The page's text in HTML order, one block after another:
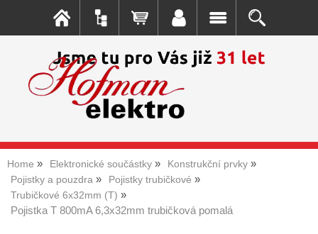
Home Elektronické součástky
Konstrukční prvky
Pojistky a pouzdra
Pojistky trubičkové
Trubičkové 6x32mm (T)
Pojistka T 800mA 6,3x32mm trubičková pomalá